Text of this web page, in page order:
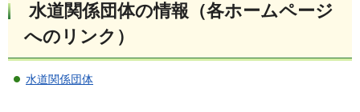
水道関係団体の情報（各ホームページ
へのリンク）
水道関係団体